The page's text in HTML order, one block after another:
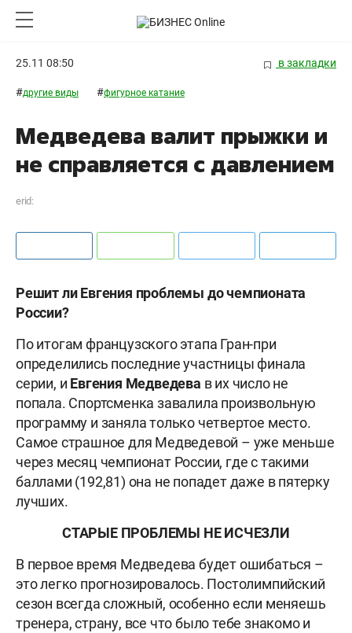
25.11 08:50 в закладки
#другие виды #фигурное катание
Медведева валит прыжки и
не справляется с давлением
erid:
Решит ли Евгения проблемы до чемпионата
России?
По итогам французского этапа Гран-при
определились последние участницы финала
серии, и Евгения Медведева в их число не
попала. Спортсменка завалила произвольную
программу и заняла только четвертое место.
Самое страшное для Медведевой – уже меньше
через месяц чемпионат России, где с такими
баллами (192,81) она не попадет даже в пятерку
лучших.
СТАРЫЕ ПРОБЛЕМЫ НЕ ИСЧЕЗЛИ
В первое время Медведева будет ошибаться –
это легко прогнозировалось. Постолимпийский
сезон всегда сложный, особенно если меняешь
тренера, страну, все что было тебе знакомо и